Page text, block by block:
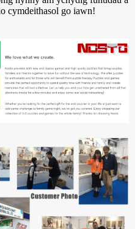
cymdeithasol go iawn!